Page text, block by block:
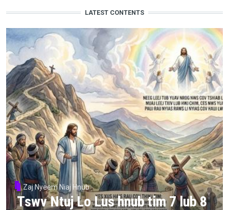
LATEST CONTENTS
Zaj Nyeem Niaj Hnub
Tswv Ntuj Lo Lus hnub tim 7 lub 8